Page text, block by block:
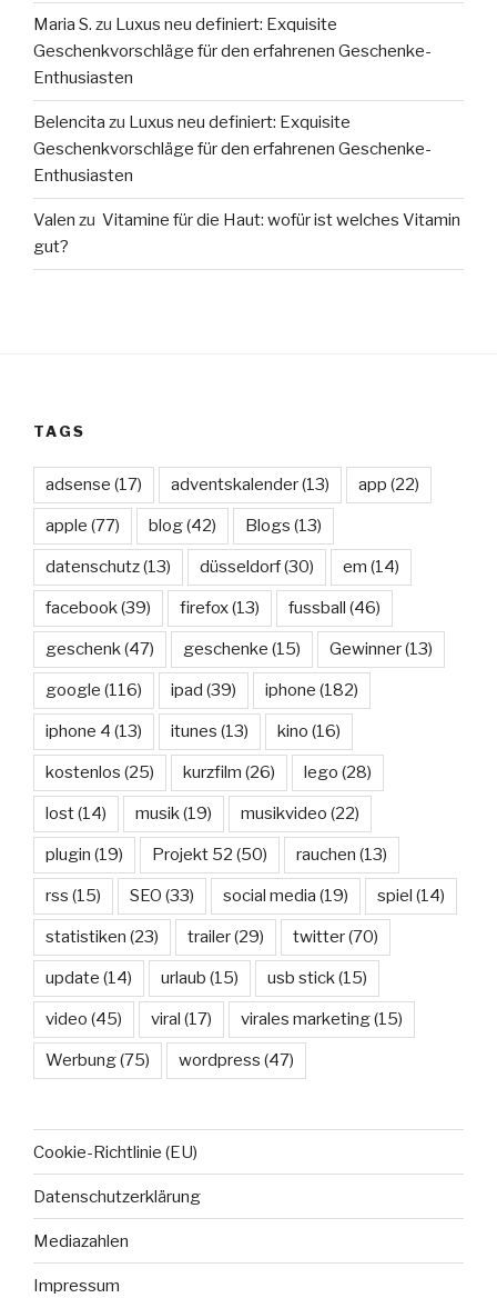
Maria S. zu Luxus neu definiert: Exquisite
Geschenkvorschläge für den erfahrenen Geschenke-
Enthusiasten
Belencita zu Luxus neu definiert: Exquisite
Geschenkvorschläge für den erfahrenen Geschenke-
Enthusiasten
Valen zu Vitamine für die Haut: wofür ist welches Vitamin
gut?
TAGS
adsense (17) adventskalender(13) app (22)
apple (77) blog(42) Blogs (13)
datenschutz(13) düsseldorf(30) em (14)
facebook(39) firefox(13) fussball (46)
geschenk(47) geschenke (15) Gewinner(13)
google (116) ipad (39) iphone (182)
iphone 4 (13) itunes (13) kino (16)
kostenlos (25) kurzfilm (26) lego (28)
lost(14) musik(19) musikvideo (22)
plugin (19) Projekt 52 (50) rauchen (13)
rss (15) SEO (33) social media (19) spiel (14)
statistiken (23) trailer(29) twitter(70)
update (14) urlaub (15) usb stick(15)
video (45) viral (17) virales marketing(15)
Werbung(75) wordpress (47)
Cookie-Richtlinie (EU)
Datenschutzerklärung
Mediazahlen
Impressum